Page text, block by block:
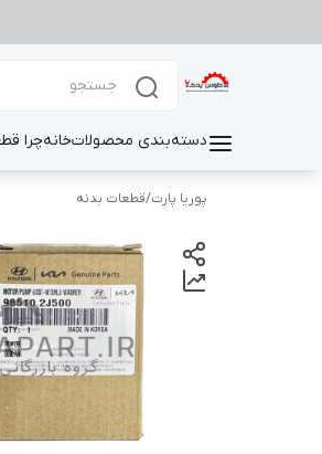
دسته‌بندی محصولاتخانهچرا
پوریا پارت/قطعات بدنه